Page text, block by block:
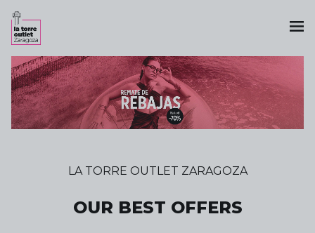
LA TORRE OUTLET ZARAGOZA
OUR BEST OFFERS